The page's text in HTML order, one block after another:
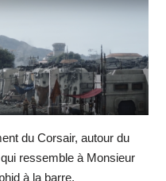
du Corsair, autour du
ressemble à Monsieur
à la barre.